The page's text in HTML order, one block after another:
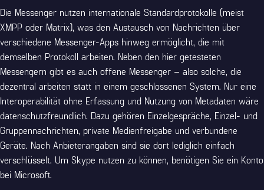
Die Messenger nutzen internationale Standardprotokolle (meist
XMPP oder Matrix), was den Austausch von Nachrichten über
verschiedene Messenger-Apps hinweg ermöglicht, die mit
demselben Protokoll arbeiten. Neben den hier getesteten
Messengern gibt es auch offene Messenger – also solche, die
dezentral arbeiten statt in einem geschlossenen System. Nur eine
Interoperabilität ohne Erfassung und Nutzung von Metadaten wäre
datenschutzfreundlich. Dazu gehören Einzelgespräche, Einzel- und
Gruppennachrichten, private Medienfreigabe und verbundene
Geräte. Nach Anbieterangaben sind sie dort lediglich einfach
verschlüsselt. Um Skype nutzen zu können, benötigen Sie ein Konto
bei Microsoft.